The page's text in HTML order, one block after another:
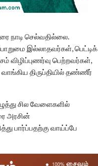
நாடி செல்வதில்லை.
இல்லாதவர்கள், பெட்டிக்
பெற்றவர்கள்,
திருப்தியில் தண்ணீர்
சில வேளைகளில்
அரசின்
பார்ப்பதற்கு வாய்ப்பே